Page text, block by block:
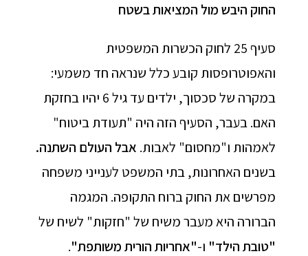
החוק היבש מול המציאות בשטח
סעיף 25 לחוק הכשרות המשפטית
והאפוטרופסות קובע כלל שנראה חד משמעי:
במקרה של סכסוך, ילדים עד גיל 6 יהיו בחזקת
האם. בעבר, הסעיף הזה היה "תעודת ביטוח"
לאמהות ו"מחסום" לאבות. אבל העולם השתנה.
בשנים האחרונות, בתי המשפט לענייני משפחה
מפרשים את החוק ברוח התקופה. המגמה
הברורה היא מעבר משיח של "חזקות" לשיח של
"טובת הילד" ו-"אחריות הורית משותפת"
.